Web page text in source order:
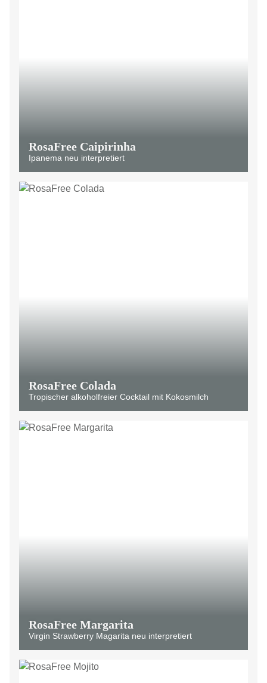
RosaFree Caipirinha
Ipanema neu interpretiert
RosaFree Colada
Tropischer alkoholfreier Cocktail mit Kokosmilch
RosaFree Margarita
Virgin Strawberry Magarita neu interpretiert